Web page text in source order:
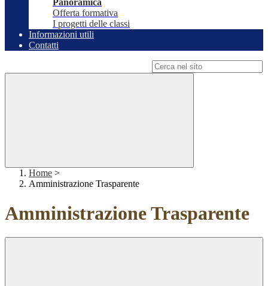
Panoramica
Offerta formativa
I progetti delle classi
Informazioni utili
Contatti
Home >
Amministrazione Trasparente
Amministrazione Trasparente